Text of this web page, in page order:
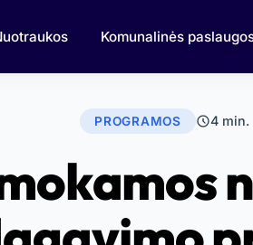
Komunalinės
PROGRAMOS 4 min.